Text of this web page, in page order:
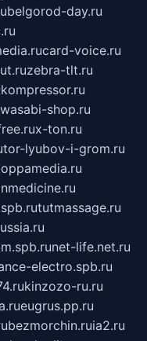
belgorod-day.ru
card-voice.ru
zebra-tlt.ru
wasabi-shop.ru
x-ton.ru
tor-lyubov-i-grom.ru
tutmassage.ru
net-life.net.ru
electro.spb.ru
kinzozo-ru.ru
eugrus.pp.ru
bezmorchin.ruia2.ru